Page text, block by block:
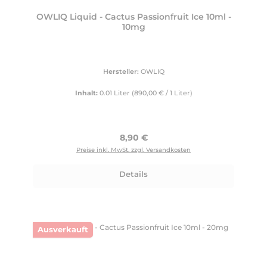
OWLIQ Liquid - Cactus Passionfruit Ice 10ml -
10mg
Hersteller: OWLIQ
Inhalt: 0.01 Liter (890,00 € / 1 Liter)
Regulärer Preis:
8,90 €
Preise inkl. MwSt. zzgl. Versandkosten
Details
Ausverkauft